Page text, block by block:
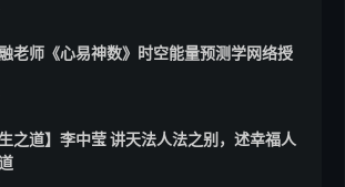
老师《心易神数》时空能量预测学网络授
生之道】李中莹 讲天法人法之别，述幸福人